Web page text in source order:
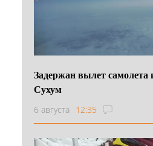
Задержан вылет самолета
Сухум
6 августа 12:35